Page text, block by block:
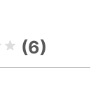
(6)